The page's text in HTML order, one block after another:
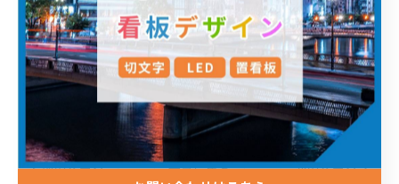
▼ 許可票・登録票 製作シミュレーターはこちら
法定表示看板・許可票製作シミュレーター
< 前のページ 一覧に戻る 次のページ >